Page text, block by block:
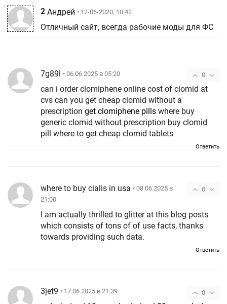
2 Андрей • 12-06-2020, 10:42
Отличный сайт, всегда рабочие моды для ФС
0
7g89l • 06.06.2025 в 05:20
can i order clomiphene online cost of clomid at
cvs can you get cheap clomid without a
prescription get clomiphene pills where buy
generic clomid without prescription buy clomid
pill where to get cheap clomid tablets
Ответить
0
where to buy cialis in usa • 08.06.2025 в
21:00
I am actually thrilled to glitter at this blog posts
which consists of tons of of use facts, thanks
towards providing such data.
Ответить
0
3jet9 • 17.06.2025 в 21:39